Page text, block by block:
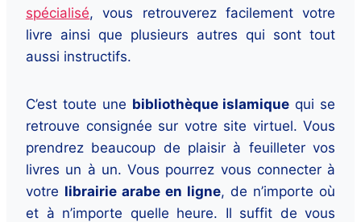
spécialisé, vous retrouverez facilement votre
livre ainsi que plusieurs autres qui sont tout
aussi instructifs.
C’est toute une bibliothèque islamique qui se
retrouve consignée sur votre site virtuel. Vous
prendrez beaucoup de plaisir à feuilleter vos
livres un à un. Vous pourrez vous connecter à
votre librairie arabe en ligne, de n’importe où
et à n’importe quelle heure. Il suffit de vous